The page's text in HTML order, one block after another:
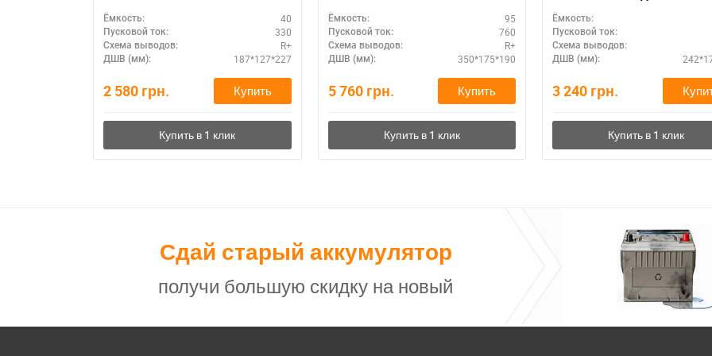
Ёмкость: 40
Пусковой ток: 330
Схема выводов: R+
ДШВ (мм): 187*127*227
2 580 грн. Купить
авто, доставка
Ёмкость: 95
Пусковой ток: 760
Схема выводов: R+
ДШВ (мм): 350*175*190
5 760 грн. Купить
Start-Stop
Ёмкость:
Пусковой ток:
Схема выводов:
ДШВ (мм):
3 240 грн.
Сдай старый аккумулятор
получи большую скидку на новый